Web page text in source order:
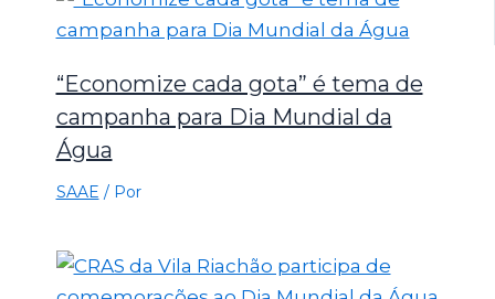
“Economize cada gota” é tema de
campanha para Dia Mundial da
Água
SAAE / Por